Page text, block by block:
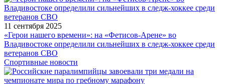
11 сентября 2025
«Герои нашего времени»: на «Фетисов-Арене» во
Владивостоке определили сильнейших в следж-хоккее среди
ветеранов СВО
Спортивные новости